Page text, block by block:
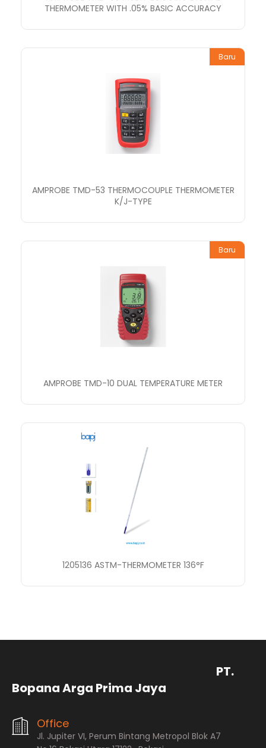
THERMOMETER WITH .05% BASIC ACCURACY
Baru
AMPROBE TMD-53 THERMOCOUPLE THERMOMETER
K/J-TYPE
Baru
AMPROBE TMD-10 DUAL TEMPERATURE METER
1205136 ASTM-THERMOMETER 136°F
PT.
Bopana Arga Prima Jaya
Office
Jl. Jupiter VI, Perum Bintang Metropol Blok A7